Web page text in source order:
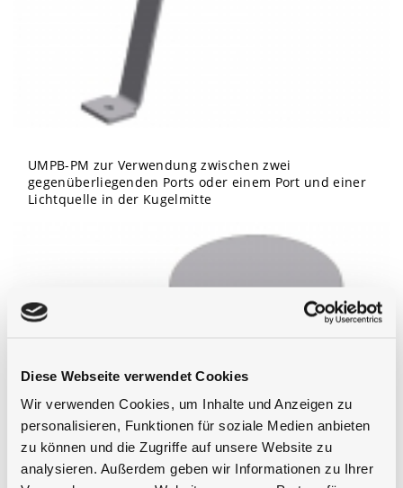
Diese Webseite verwendet Cookies
Wir verwenden Cookies, um Inhalte und Anzeigen zu
personalisieren, Funktionen für soziale Medien anbieten
zu können und die Zugriffe auf unsere Website zu
analysieren. Außerdem geben wir Informationen zu Ihrer
UMPB-PM zur Verwendung zwischen zwei
gegenüberliegenden Ports oder einem Port und einer
Lichtquelle in der Kugelmitte